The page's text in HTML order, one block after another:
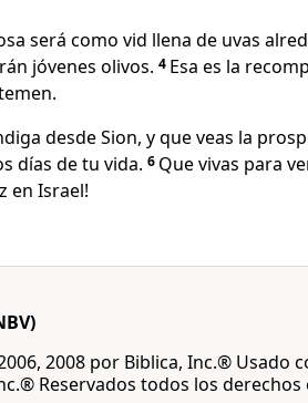
será como vid llena de uvas
jóvenes olivos. 4 Esa es la
desde Sion, y que veas la
días de tu vida. 6 Que vivas para
en Israel!
2008 por Biblica, Inc.® Usado
Reservados todos los derechos